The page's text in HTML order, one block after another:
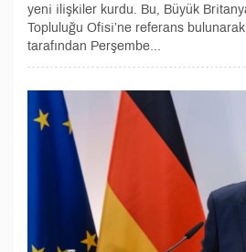
yeni ilişkiler kurdu. Bu, Büyük
Topluluğu Ofisi’ne referans
tarafından Perşembe...